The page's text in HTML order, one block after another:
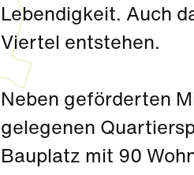
Lebendigkeit. Auch
Viertel entstehen.
Neben geförderten
gelegenen
Bauplatz mit 90